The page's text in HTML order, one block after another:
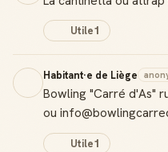
Utile1
Habitant·e de Liège
Bowling "Carré d'As"
ou
Utile1